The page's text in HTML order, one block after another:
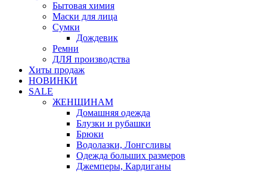
Бытовая химия
Маски для лица
Сумки
Дождевик
Ремни
ДЛЯ производства
Хиты продаж
НОВИНКИ
SALE
ЖЕНЩИНАМ
Домашняя одежда
Блузки и рубашки
Брюки
Водолазки, Лонгсливы
Одежда больших размеров
Джемперы, Кардиганы